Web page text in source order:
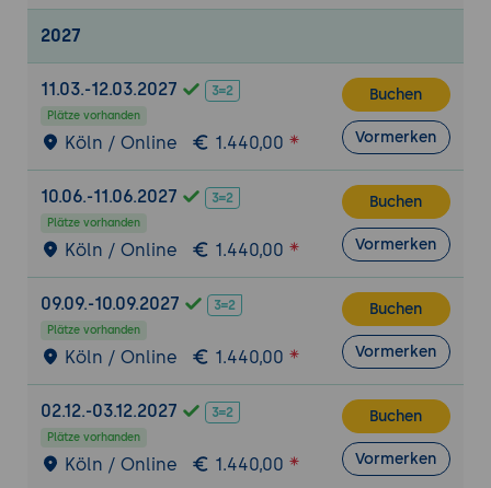
Logging und Fehlerbehandlung.
Integration externer Dienste:Nutzung von
Copilot zur Integration externer Dienste
und APIs, wie Zahlungsdienste,
Authentifizierungsdienste und Cloud-
Sicherheit und Authentifizierung
Sicherheitsmaßnahmen:
Unterstützung
durch Copilot bei der Implementierung
von Sicherheitsmaßnahmen wie OAuth2,
JWT (JSON Web Tokens) und API-
Schlüsseln.
Absicherung von API-Endpunkten:
Anwendung von Copilot zur Sicherstellung
der sicheren Kommunikation zwischen
Client und Server; Beispiele für SSL/TLS
2027
11.03.-12.03.2027
Plätze vorhanden
Köln / Online 1.440,00
Buchen
Vormerken
10.06.-11.06.2027
Plätze vorhanden
Köln / Online 1.440,00
Buchen
Vormerken
09.09.-10.09.2027
Plätze vorhanden
Köln / Online 1.440,00
Buchen
Vormerken
02.12.-03.12.2027
Plätze vorhanden
Köln / Online 1.440,00
Buchen
Vormerken